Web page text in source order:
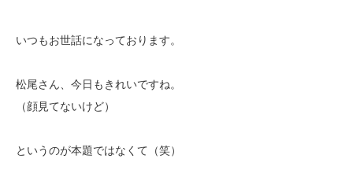
いつもお世話になっております。
松尾さん、今日もきれいですね。
（顔見てないけど）
というのが本題ではなくて（笑）